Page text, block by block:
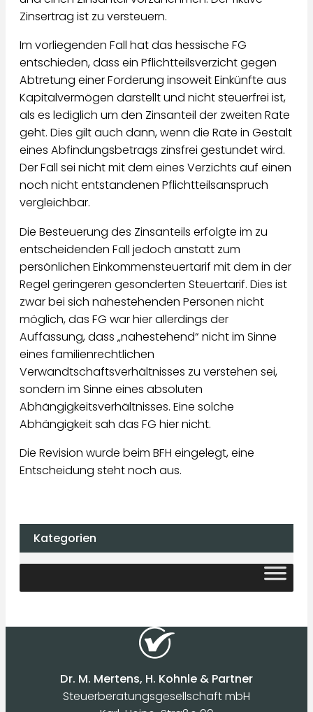
Zinsertrag ist zu versteuern.
Im vorliegenden Fall hat das hessische FG
entschieden, dass ein Pflichtteilsverzicht gegen
Abtretung einer Forderung insoweit Einkünfte aus
Kapitalvermögen darstellt und nicht steuerfrei ist,
als es lediglich um den Zinsanteil der zweiten Rate
geht. Dies gilt auch dann, wenn die Rate in Gestalt
eines Abfindungsbetrags zinsfrei gestundet wird.
Der Fall sei nicht mit dem eines Verzichts auf einen
noch nicht entstandenen Pflichtteilsanspruch
vergleichbar.
Die Besteuerung des Zinsanteils erfolgte im zu
entscheidenden Fall jedoch anstatt zum
persönlichen Einkommensteuertarif mit dem in der
Regel geringeren gesonderten Steuertarif. Dies ist
zwar bei sich nahestehenden Personen nicht
möglich, das FG war hier allerdings der
Auffassung, dass „nahestehend“ nicht im Sinne
eines familienrechtlichen
Verwandtschaftsverhältnisses zu verstehen sei,
sondern im Sinne eines absoluten
Abhängigkeitsverhältnisses. Eine solche
Abhängigkeit sah das FG hier nicht.
Die Revision wurde beim BFH eingelegt, eine
Entscheidung steht noch aus.
Kategorien
Dr. M. Mertens, H. Kohnle & Partner
Steuerberatungsgesellschaft mbH